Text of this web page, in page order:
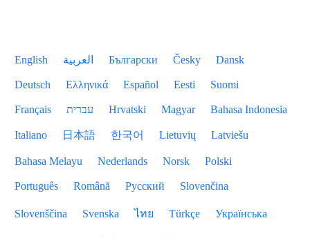
English العربية Български Česky Dansk
Deutsch Ελληνικά Español Eesti Suomi
Français עברית Hrvatski Magyar Bahasa Indonesia
Italiano 日本語 한국어 Lietuvių Latviešu
Bahasa Melayu Nederlands Norsk Polski
Português Română Русский Slovenčina
Slovenščina Svenska ไทย Türkçe Українська